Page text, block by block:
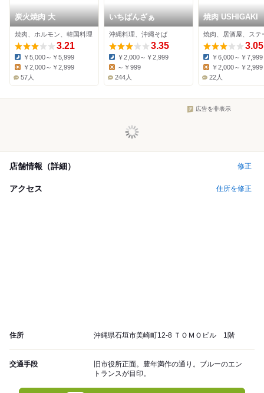
炭火焼肉 大
焼肉、ホルモン、韓国料理
3.21
Dinner:
￥5,000～￥5,999
Lunch:
￥2,000～￥2,999
57人
いちばんざぁ
沖縄料理、沖縄そば
3.35
Dinner:
￥2,000～￥2,999
～￥999
244人
焼肉 USHIGAKI
焼肉、居酒屋、ステ
3.05
Dinner:
￥6,000～￥7,999
Lunch:
￥2,000～￥2,999
22人
広告を非表示
店舗情報（詳細） 修正
アクセス 住所を修正
住所 沖縄県石垣市美崎町12-8 ＴＯＭＯビル 1階
交通手段
旧市役所正面。豊年満作の通り。ブルーのエン
トランスが目印。